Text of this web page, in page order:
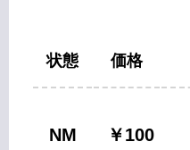
状態 価格
NM ￥100